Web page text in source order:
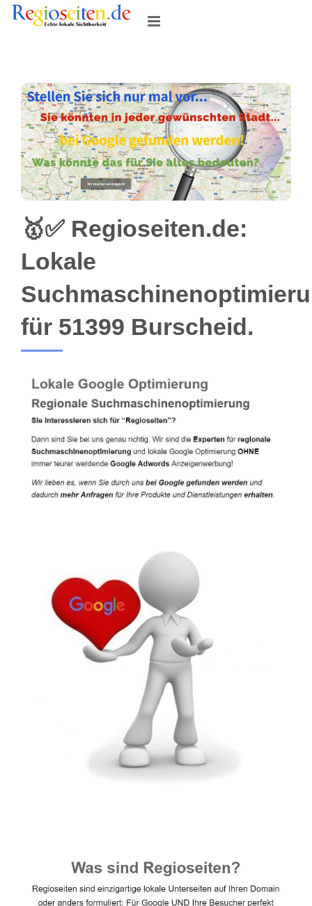
Skip
🥇✅ Regioseiten.de:
Lokale
für 51399 Burscheid.